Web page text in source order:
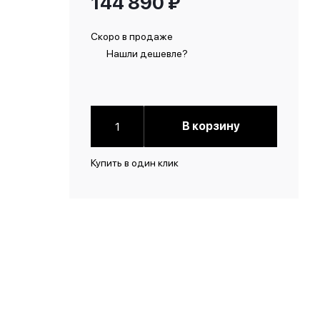
Скоро в продаже
Нашли дешевле?
В корзину
Купить в один клик